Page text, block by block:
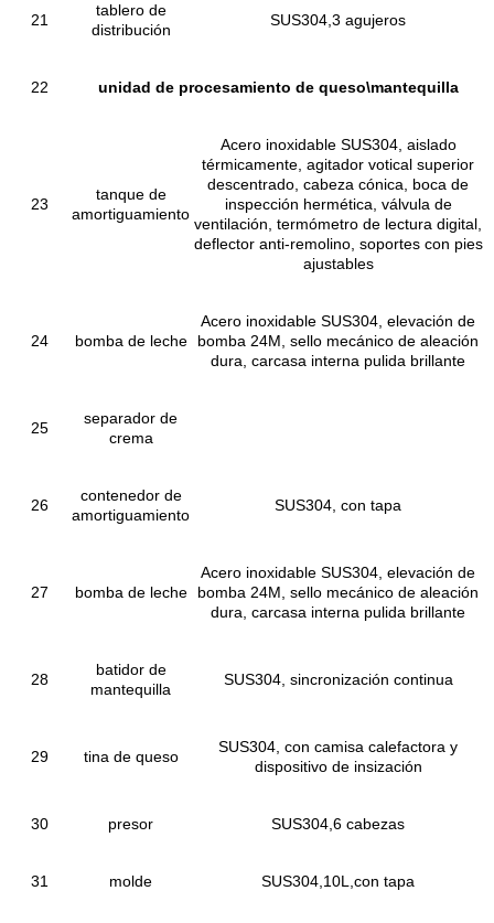
21
tablero de
distribución
SUS304,3 agujeros
22 unidad de procesamiento de queso\mantequilla
23
tanque de
amortiguamiento
Acero inoxidable SUS304, aislado
térmicamente, agitador votical superior
descentrado, cabeza cónica, boca de
inspección hermética, válvula de
ventilación, termómetro de lectura digital,
deflector anti-remolino, soportes con pies
ajustables
24 bomba de leche
Acero inoxidable SUS304, elevación de
bomba 24M, sello mecánico de aleación
dura, carcasa interna pulida brillante
25
separador de
crema
26
contenedor de
amortiguamiento
SUS304, con tapa
27 bomba de leche
Acero inoxidable SUS304, elevación de
bomba 24M, sello mecánico de aleación
dura, carcasa interna pulida brillante
28
batidor de
mantequilla
SUS304, sincronización continua
29 tina de queso
SUS304, con camisa calefactora y
dispositivo de insización
30 presor SUS304,6 cabezas
31 molde SUS304,10L,con tapa